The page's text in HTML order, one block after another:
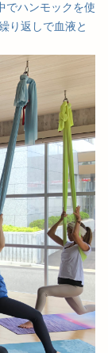
でハンモックを使
り返しで血液と